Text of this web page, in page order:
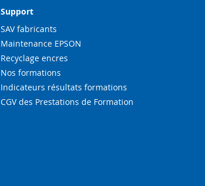
Support
SAV fabricants
Maintenance EPSON
Recyclage encres
Nos formations
Indicateurs résultats formations
CGV des Prestations de Formation